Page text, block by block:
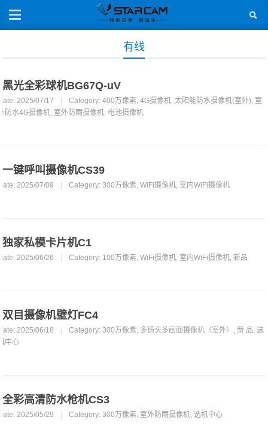
有线
黑光全彩球机BG67Q-uV
2025/07/17 Category:400万像素,4G摄像机,太阳能防水摄像机(室外), 室
防水4G摄像机, 室外防雨摄像机, 电池摄像机
一键呼叫摄像机CS39
2025/07/09 Category:300万像素,WiFi摄像机, 室内WiFi摄像机
独家私模卡片机C1
2025/06/26 Category: 100万像素,WiFi摄像机, 室内WiFi摄像机,新品
双目摄像机壁灯FC4
2025/06/18 Category:300万像素, 多镜头多画面摄像机（室外） ,新 品,选
中心
全彩高清防水枪机CS3
2025/05/29 Category:300万像素, 室外防雨摄像机,选机中心